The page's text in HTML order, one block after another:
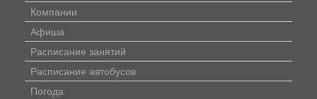
Компании
Афиша
Расписание занятий
Расписание автобусов
Погода